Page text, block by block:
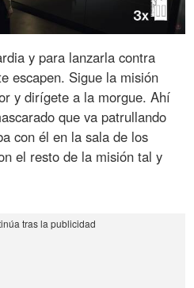
y para lanzarla contra
escapen. Sigue la misión
y dirígete a la morgue. Ahí
que va patrullando
con él en la sala de los
el resto de la misión tal y